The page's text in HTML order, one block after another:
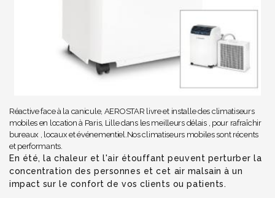
Réactive face à la canicule, AEROSTAR livre et installe des climatiseurs
mobiles en location à Paris, Lille dans les meilleurs délais , pour rafraîchir
bureaux , locaux et événementiel.Nos climatiseurs mobiles sont récents
et performants.
En été, la chaleur et l'air étouffant peuvent perturber la
concentration des personnes et cet air malsain à un
impact sur le confort de vos clients ou patients.